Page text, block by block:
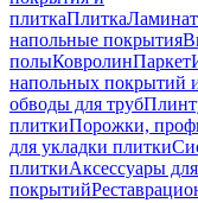
плиткаПлиткаЛаминат
напольные покрытия
полыКовролинПаркет
напольных покрытий
обводы для труб
плиткиПорожки,
для укладки плитки
плиткиАксессуары
покрытий